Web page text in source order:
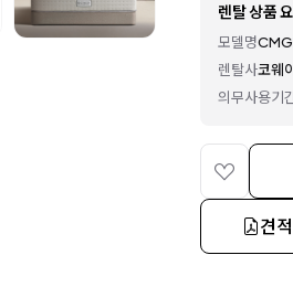
렌탈 상품
모델명
렌탈사코웨이
의무사용기
견